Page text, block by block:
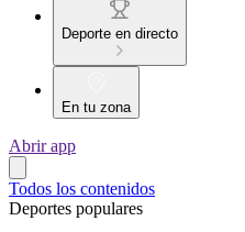
Deporte en directo
En tu zona
Abrir app
Todos los contenidos
Deportes populares